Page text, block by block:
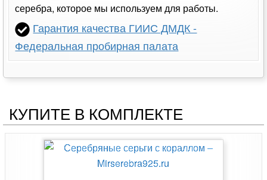
серебра, которое мы используем для работы.
Гарантия качества ГИИС ДМДК -
Федеральная пробирная палата
КУПИТЕ В КОМПЛЕКТЕ